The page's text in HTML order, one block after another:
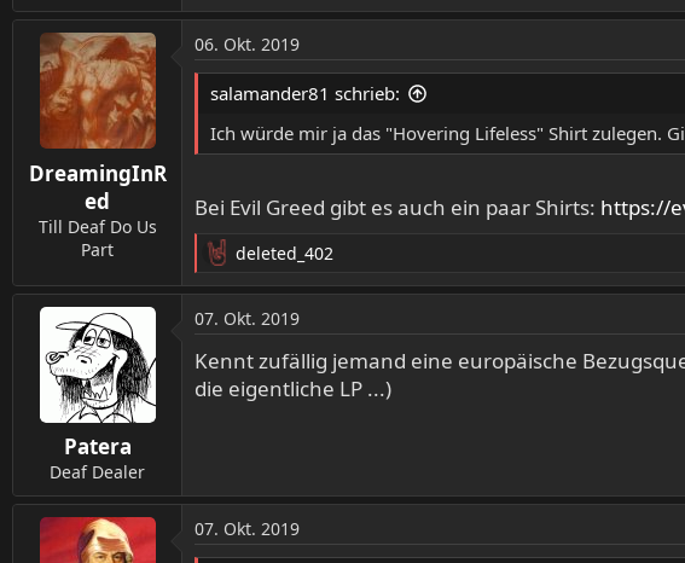
DreamingInR
ed
Till Deaf Do Us
Part
06. Okt. 2019
salamander81 schrieb:
Ich würde mir ja das "Hovering Lifeless" Shirt zulegen.
Bei Evil Greed gibt es auch ein paar Shirts: https://
R
e
a
k
t
i
o
:
deleted_402
Patera
Deaf Dealer
07. Okt. 2019
Kennt zufällig jemand eine europäische
die eigentliche LP ...)
07. Okt. 2019